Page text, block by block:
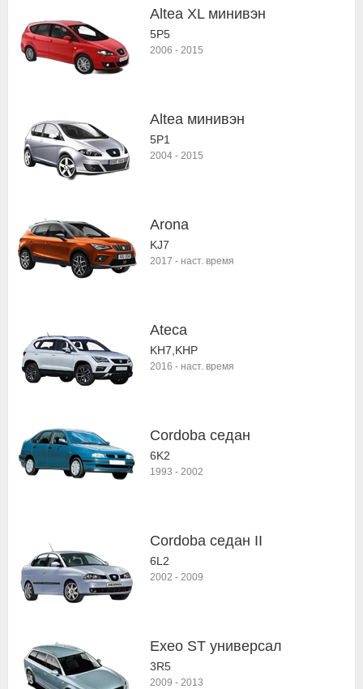
Altea XL минивэн
5P5
2006 - 2015
Altea минивэн
5P1
2004 - 2015
Arona
KJ7
2017 - наст. время
Ateca
KH7,KHP
2016 - наст. время
Cordoba седан
6K2
1993 - 2002
Cordoba седан II
6L2
2002 - 2009
Exeo ST универсал
3R5
2009 - 2013